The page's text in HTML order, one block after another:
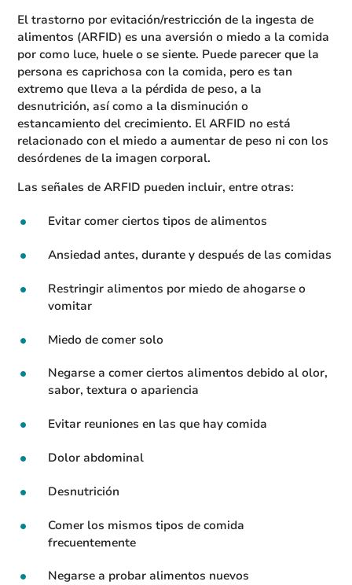
El trastorno por evitación/restricción de la ingesta de
alimentos (ARFID) es una aversión o miedo a la comida
por como luce, huele o se siente. Puede parecer que la
persona es caprichosa con la comida, pero es tan
extremo que lleva a la pérdida de peso, a la
desnutrición, así como a la disminución o
estancamiento del crecimiento. El ARFID no está
relacionado con el miedo a aumentar de peso ni con los
desórdenes de la imagen corporal.
Las señales de ARFID pueden incluir, entre otras:
Evitar comer ciertos tipos de alimentos
Ansiedad antes, durante y después de las comidas
Restringir alimentos por miedo de ahogarse o
vomitar
Miedo de comer solo
Negarse a comer ciertos alimentos debido al olor,
sabor, textura o apariencia
Evitar reuniones en las que hay comida
Dolor abdominal
Desnutrición
Comer los mismos tipos de comida
frecuentemente
Negarse a probar alimentos nuevos